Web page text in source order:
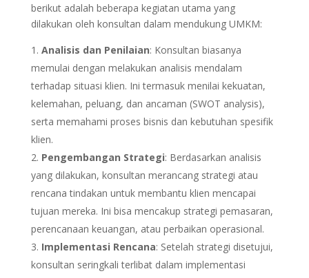
berikut adalah beberapa kegiatan utama yang
dilakukan oleh konsultan dalam mendukung UMKM:
Analisis dan Penilaian: Konsultan biasanya
memulai dengan melakukan analisis mendalam
terhadap situasi klien. Ini termasuk menilai kekuatan,
kelemahan, peluang, dan ancaman (SWOT analysis),
serta memahami proses bisnis dan kebutuhan spesifik
klien.
Pengembangan Strategi: Berdasarkan analisis
yang dilakukan, konsultan merancang strategi atau
rencana tindakan untuk membantu klien mencapai
tujuan mereka. Ini bisa mencakup strategi pemasaran,
perencanaan keuangan, atau perbaikan operasional.
Implementasi Rencana: Setelah strategi disetujui,
konsultan seringkali terlibat dalam implementasi